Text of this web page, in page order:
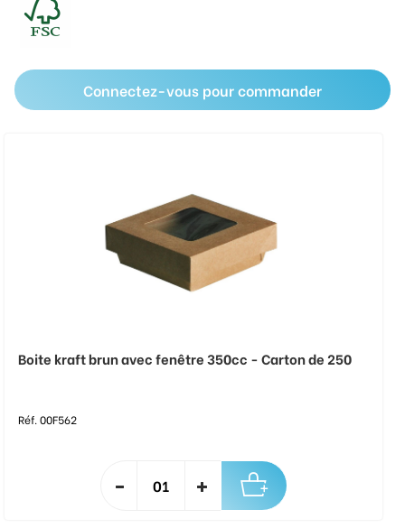
Connectez-vous pour commander
Boite kraft brun avec fenêtre 350cc - Carton de 250
Réf. 00F562